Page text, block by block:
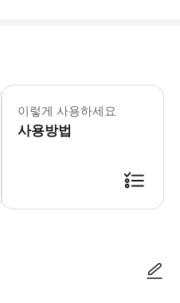
남부 공원에서 10~15분을 머문 후 2
이렇게 사용하세요
사용방법